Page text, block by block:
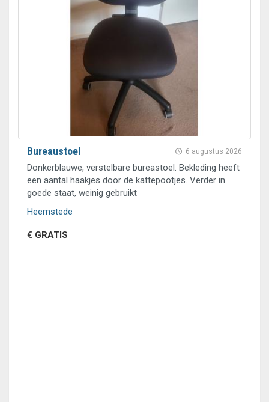
6 augustus 2026
Bureaustoel
Donkerblauwe, verstelbare bureastoel. Bekleding heeft
een aantal haakjes door de kattepootjes. Verder in
goede staat, weinig gebruikt
Heemstede
€ GRATIS